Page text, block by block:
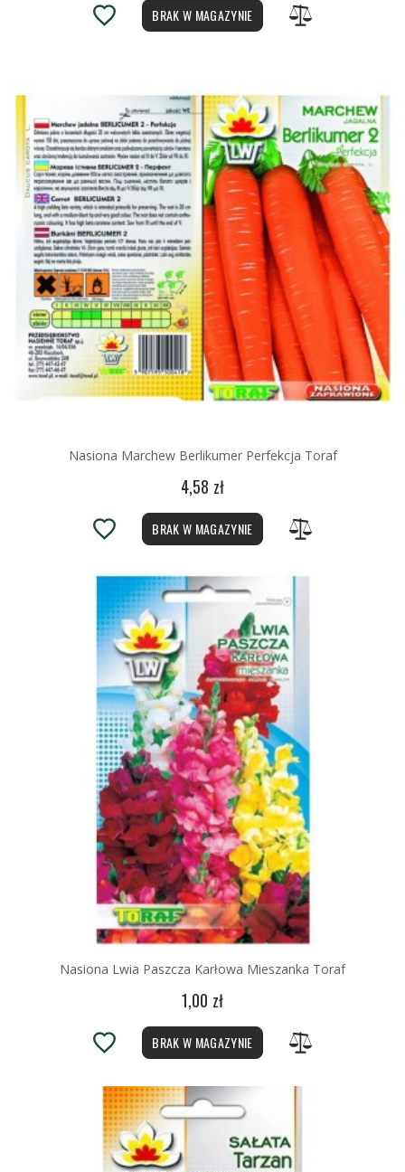
BRAK W MAGAZYNIE
Nasiona Marchew Berlikumer Perfekcja Toraf
4,58 zł
BRAK W MAGAZYNIE
Nasiona Lwia Paszcza Karłowa Mieszanka Toraf
1,00 zł
BRAK W MAGAZYNIE